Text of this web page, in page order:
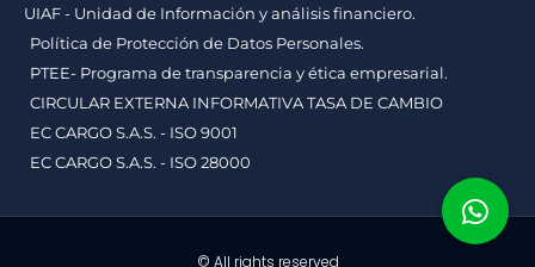
UIAF - Unidad de Información y análisis financiero.
Política de Protección de Datos Personales.
PTEE- Programa de transparencia y ética empresarial.
CIRCULAR EXTERNA INFORMATIVA TASA DE CAMBIO
EC CARGO S.A.S. - ISO 9001
EC CARGO S.A.S. - ISO 28000
© All rights reserved